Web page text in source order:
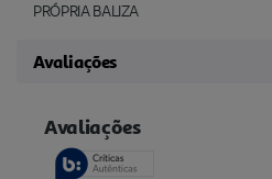
PRÓPRIA BALIZA
Avaliações